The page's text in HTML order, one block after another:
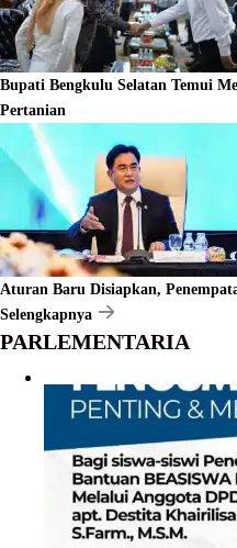
Bupati Bengkulu Selatan Temui
Pertanian
Aturan Baru Disiapkan,
Selengkapnya
PARLEMENTARIA